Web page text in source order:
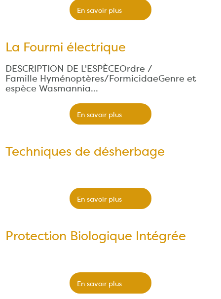
En savoir plus
La Fourmi électrique
DESCRIPTION DE L'ESPÈCEOrdre /
Famille Hyménoptères/FormicidaeGenre et
espèce Wasmannia…
En savoir plus
Techniques de désherbage
En savoir plus
Protection Biologique Intégrée
En savoir plus